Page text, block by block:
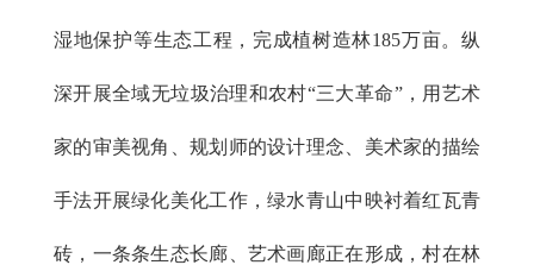
湿地保护等生态工程，完成植树造林185万亩。纵
深开展全域无垃圾治理和农村“三大革命”，用艺术
家的审美视角、规划师的设计理念、美术家的描绘
手法开展绿化美化工作，绿水青山中映衬着红瓦青
砖，一条条生态长廊、艺术画廊正在形成，村在林